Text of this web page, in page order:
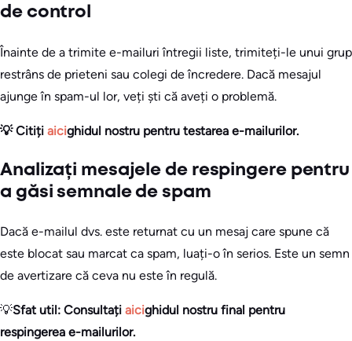
de control
Înainte de a trimite e-mailuri întregii liste, trimiteți-le unui grup
restrâns de prieteni sau colegi de încredere. Dacă mesajul
ajunge în spam-ul lor, veți ști că aveți o problemă.
💡 Citiți aicighidul nostru pentru testarea e-mailurilor.
Analizați mesajele de respingere pentru
a găsi semnale de spam
Dacă e-mailul dvs. este returnat cu un mesaj care spune că
este blocat sau marcat ca spam, luați-o în serios. Este un semn
de avertizare că ceva nu este în regulă.
💡Sfat util: Consultați aicighidul nostru final pentru
respingerea e-mailurilor.